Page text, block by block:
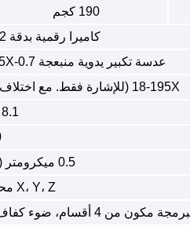
190 كجم
كاميرا رقمية بدقة 1.2 ميجا بيكسل عالية الدقة
عدسة تكبير يدوية منبعجة 0.7-4.5X مع مستشعر ردود فعل إشارة التكبير
18-195X (للإشارة فقط. مع اختلاف الكاميرا والعدسة، سيكون التكبير مختلفًا.)
8.1 ~ 1.3 ملم
0.5 ميكرومتر (0.1 ميكرومتر للخيار)
X، Y، Z محور التحكم اليدوي